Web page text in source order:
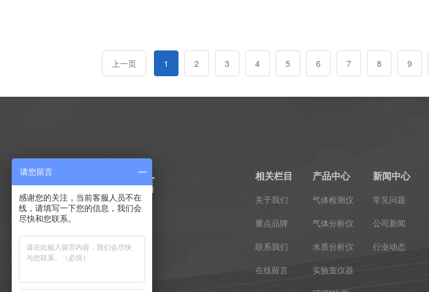
上一页 1 2 3 4 5 6 7 8 9
*服务热线
13671068345
相关栏目
关于我们
重点品牌
联系我们
在线留言
产品中心
气体检测仪
气体分析仪
水质分析仪
实验室仪器
新闻中心
常见问题
公司新闻
行业动态
请您留言
感谢您的关注，当前客服人员不在
线，请填写一下您的信息，我们会
尽快和您联系。